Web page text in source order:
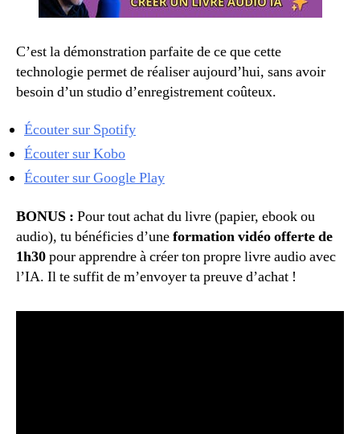
C’est la démonstration parfaite de ce que cette
technologie permet de réaliser aujourd’hui, sans avoir
besoin d’un studio d’enregistrement coûteux.
Écouter sur Spotify
Écouter sur Kobo
Écouter sur Google Play
BONUS : Pour tout achat du livre (papier, ebook ou
audio), tu bénéficies d’uneformation vidéo offerte de
1h30pour apprendre à créer ton propre livre audio avec
l’IA. Il te suffit de m’envoyer ta preuve d’achat !